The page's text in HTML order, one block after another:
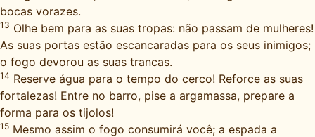
bocas vorazes.
13 Olhe bem para as suas tropas: não passam de mulheres!
As suas portas estão escancaradas para os seus inimigos;
o fogo devorou as suas trancas.
14 Reserve água para o tempo do cerco! Reforce as suas
fortalezas! Entre no barro, pise a argamassa, prepare a
forma para os tijolos!
15 Mesmo assim o fogo consumirá você; a espada a